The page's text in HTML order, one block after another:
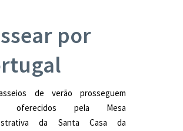
por
de verão prosseguem
oferecidos pela Mesa
da Santa Casa da